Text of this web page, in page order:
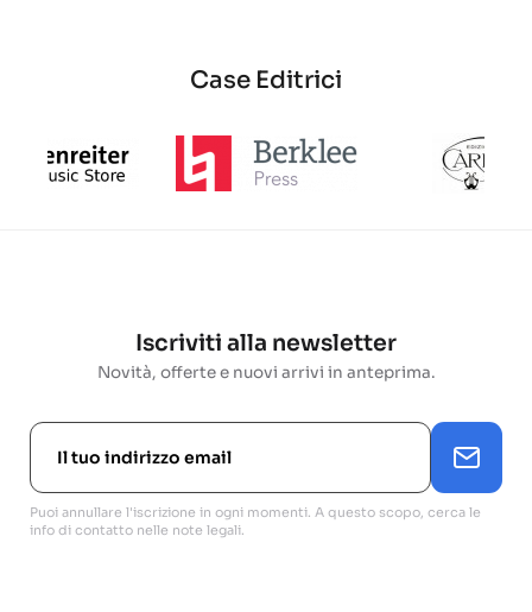
Case Editrici
Iscriviti alla newsletter
Novità, offerte e nuovi arrivi in anteprima.
Puoi annullare l'iscrizione in ogni momenti. A questo scopo, cerca le
info di contatto nelle note legali.